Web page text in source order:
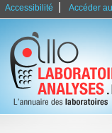
Accessibilité Accéder